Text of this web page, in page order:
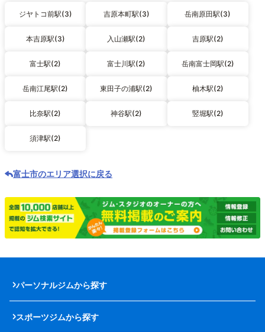
ジヤトコ前駅(3) 吉原本町駅(3) 岳南原田駅(3)
本吉原駅(3) 入山瀬駅(2) 吉原駅(2)
富士駅(2) 富士川駅(2) 岳南富士岡駅(2)
岳南江尾駅(2) 東田子の浦駅(2) 柚木駅(2)
比奈駅(2) 神谷駅(2) 竪堀駅(2)
須津駅(2)
富士市のエリア選択に戻る
パーソナルジムから探す
スポーツジムから探す